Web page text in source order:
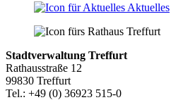
Aktuelles
Stadtverwaltung Treffurt
Rathausstraße 12
99830 Treffurt
Tel.: +49 (0) 36923 515-0